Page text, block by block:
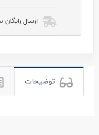
ارسال رایگان
توضیحات